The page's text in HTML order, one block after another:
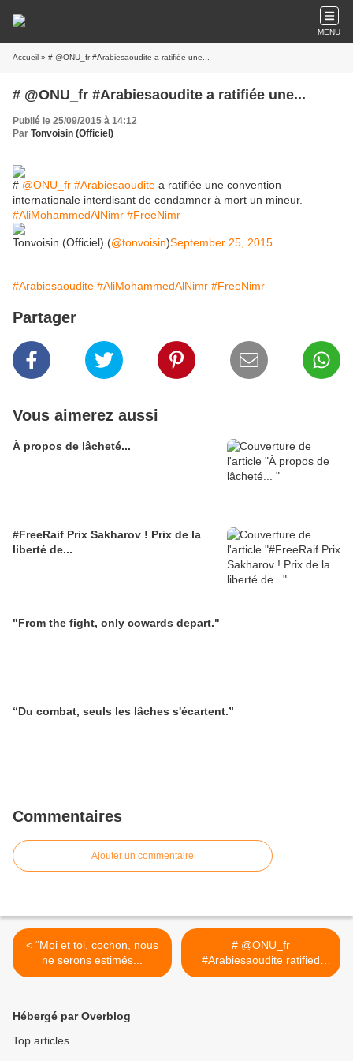
MENU
Accueil » # @ONU_fr #Arabiesaoudite a ratifiée une...
# @ONU_fr #Arabiesaoudite a ratifiée une...
Publié le 25/09/2015 à 14:12
Par Tonvoisin (Officiel)
# @ONU_fr #Arabiesaoudite a ratifiée une convention
internationale interdisant de condamner à mort un mineur.
#AliMohammedAlNimr #FreeNimr
Tonvoisin (Officiel) (@tonvoisin)September 25, 2015
#Arabiesaoudite #AliMohammedAlNimr #FreeNimr
Partager
Vous aimerez aussi
À propos de lâcheté...
#FreeRaif Prix Sakharov ! Prix de la
liberté de...
"From the fight, only cowards depart."
“Du combat, seuls les lâches s'écartent.”
Commentaires
Ajouter un commentaire
< “Moi et toi, cochon, nous
ne serons estimés...
# @ONU_fr
#Arabiesaoudite ratified
an... >
Hébergé par Overblog
Top articles